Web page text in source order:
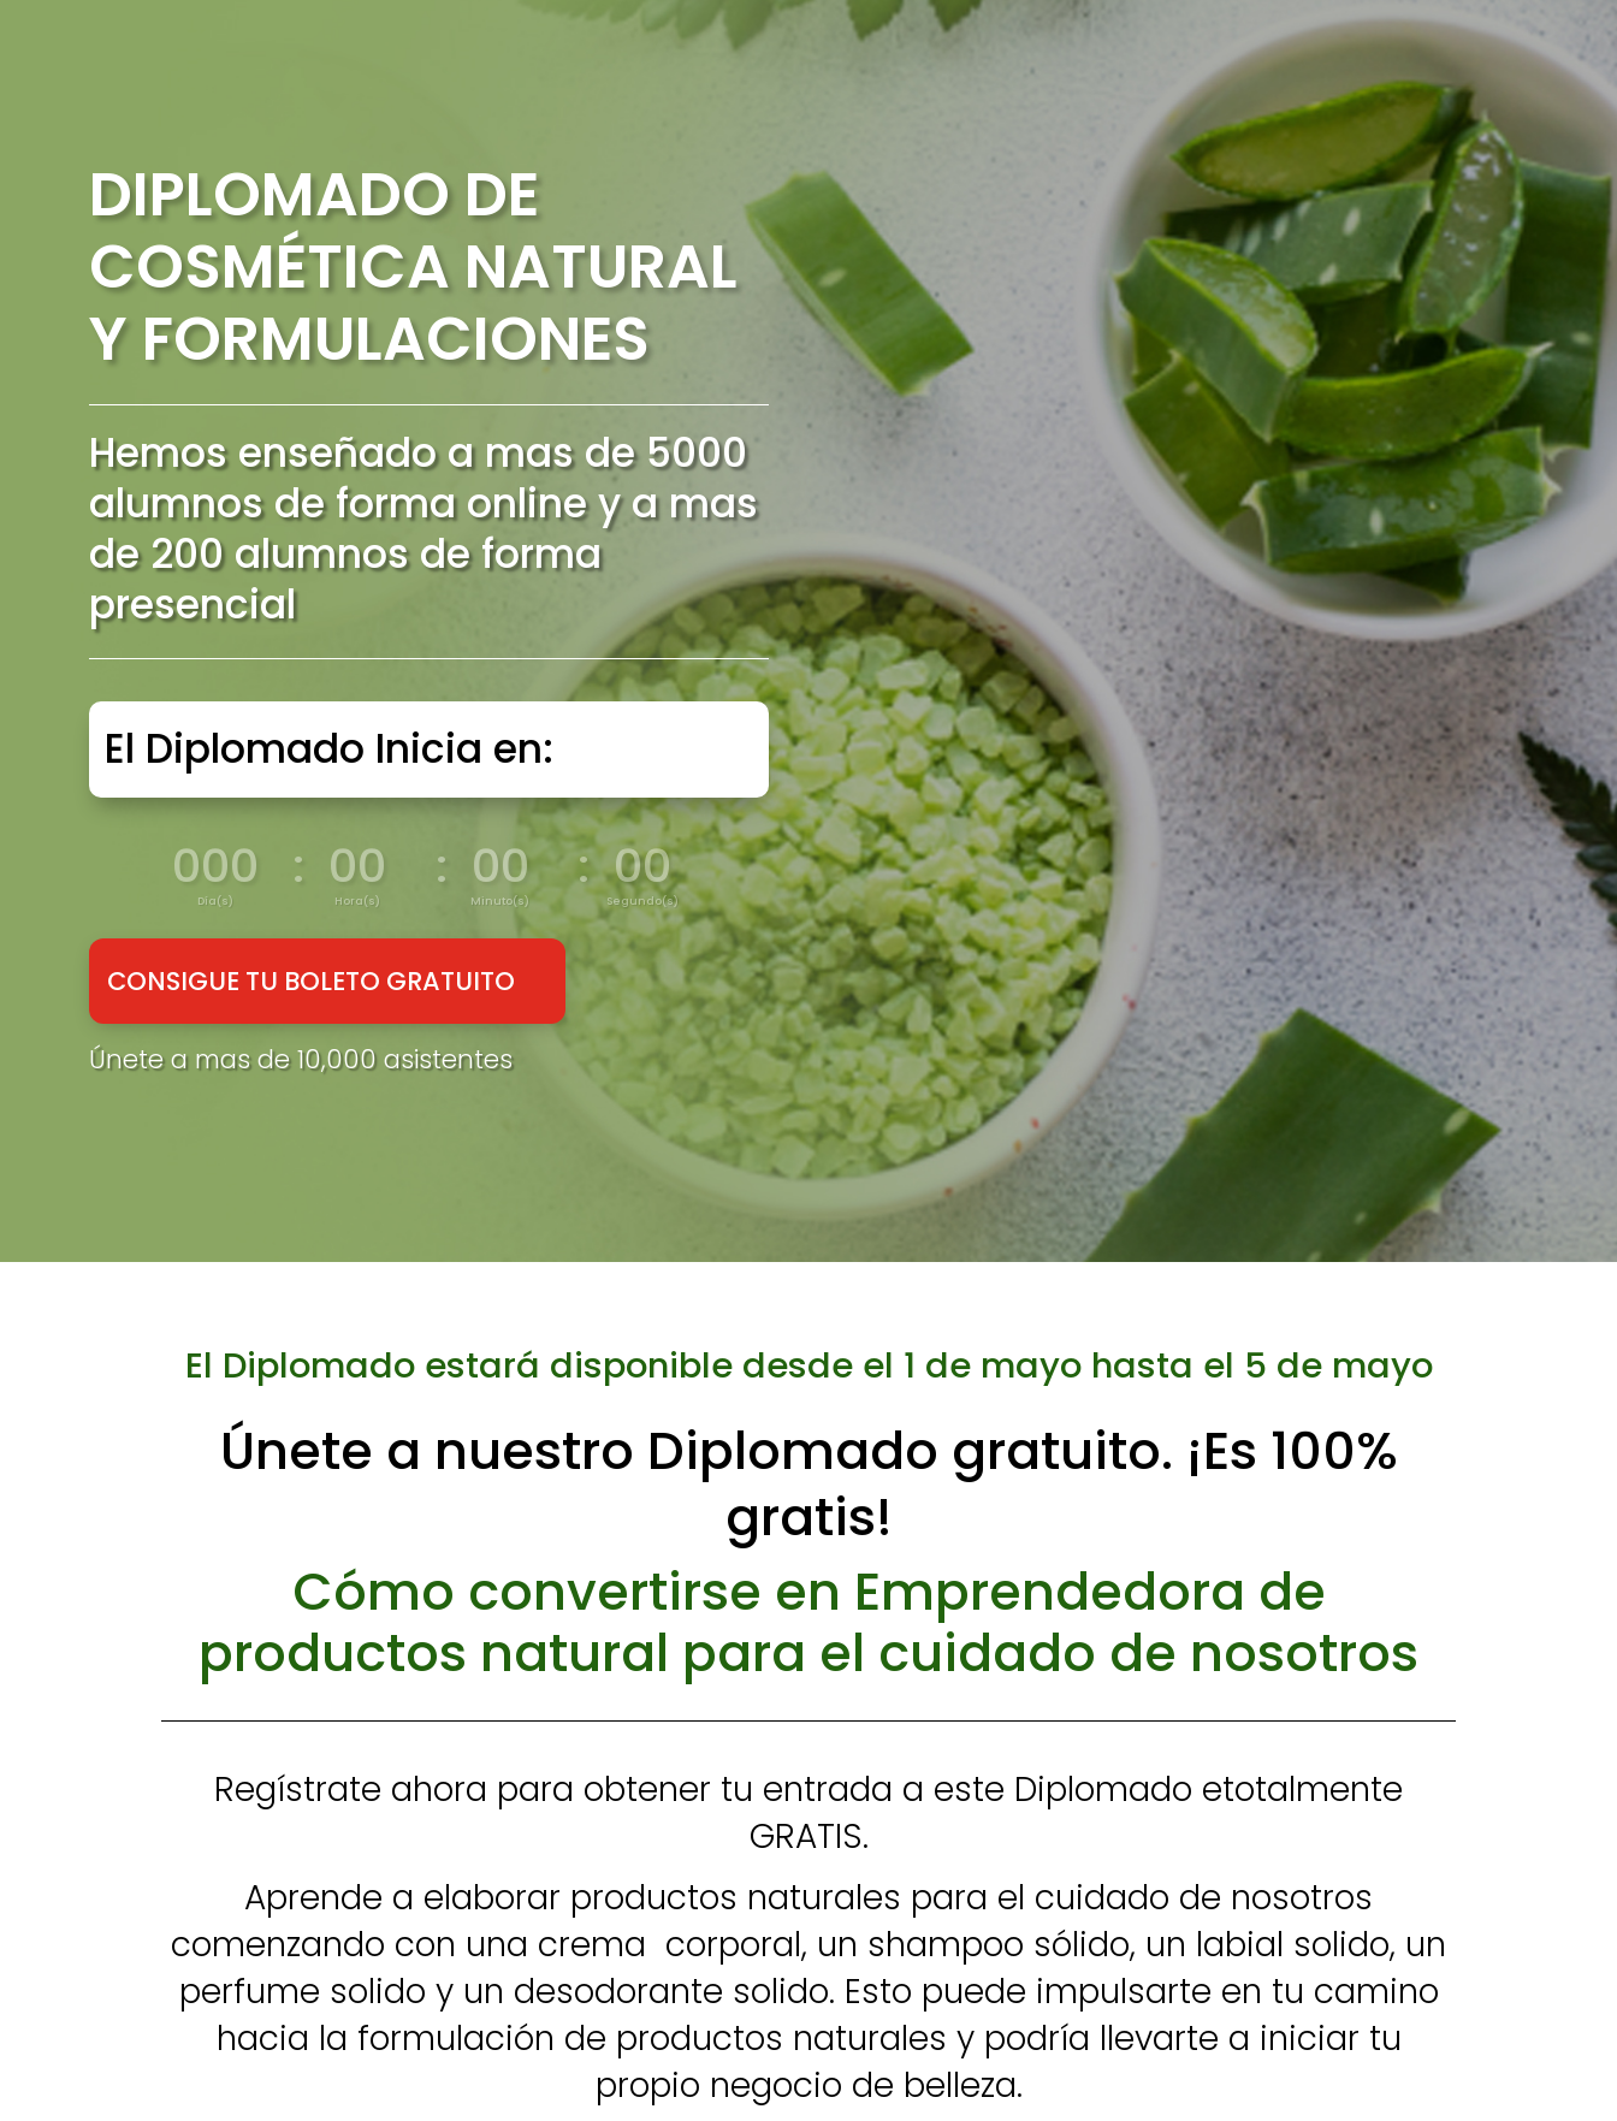
DIPLOMADO DE
COSMÉTICA NATURAL
Y FORMULACIONES
Hemos enseñado a mas de 5000
alumnos de forma online y a mas
de 200 alumnos de forma
presencial
El Diplomado Inicia en:
000
Día(s)
: 00
Hora(s)
: 00
Minuto(s)
: 00
Segundo(s)
CONSIGUE TU BOLETO GRATUITO
Únete a mas de 10,000 asistentes
El Diplomado estará disponible desde el 1 de mayo hasta el 5 de mayo
Únete a nuestro Diplomado gratuito. ¡Es 100%
gratis!
Cómo convertirse en Emprendedora de
productos natural para el cuidado de nosotros
Regístrate ahora para obtener tu entrada a este Diplomado etotalmente
GRATIS.
Aprende a elaborar productos naturales para el cuidado de nosotros
comenzando con una crema corporal, un shampoo sólido, un labial solido, un
perfume solido y un desodorante solido. Esto puede impulsarte en tu camino
hacia la formulación de productos naturales y podría llevarte a iniciar tu
propio negocio de belleza.